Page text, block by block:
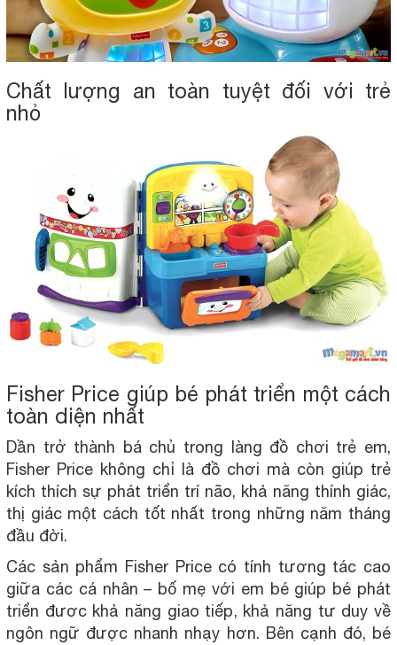
Chất lượng an toàn tuyệt đối với trẻ
nhỏ
Fisher Price giúp bé phát triển một cách
toàn diện nhất
Dần trở thành bá chủ trong làng đồ chơi trẻ em,
Fisher Price không chỉ là đồ chơi mà còn giúp trẻ
kích thích sự phát triển trí não, khả năng thính giác,
thị giác một cách tốt nhất trong những năm tháng
đầu đời.
Các sản phẩm Fisher Price có tính tương tác cao
giữa các cá nhân – bố mẹ với em bé giúp bé phát
triển đươc khả năng giao tiếp, khả năng tư duy về
ngôn ngữ được nhanh nhạy hơn. Bên cạnh đó, bé